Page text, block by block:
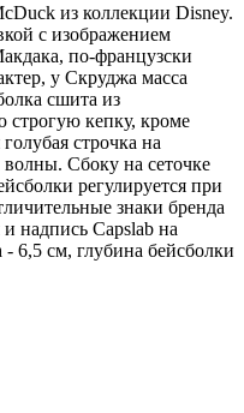
из коллекции Disney.
с изображением
по-французски
у Скруджа масса
сшита из
строгую кепку, кроме
строчка на
волны. Сбоку на сеточке
регулируется при
знаки бренда
надпись Capslab на
6,5 см, глубина бейсболки